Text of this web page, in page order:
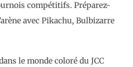
compétitifs. Préparez-
avec Pikachu, Bulbizarre
le monde coloré du JCC